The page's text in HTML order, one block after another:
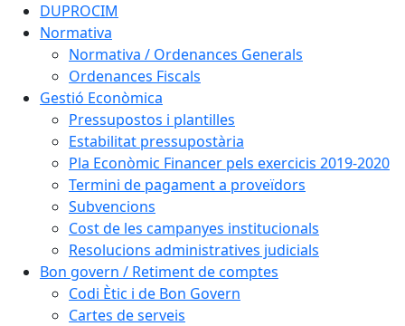
DUPROCIM
Normativa
Normativa / Ordenances Generals
Ordenances Fiscals
Gestió Econòmica
Pressupostos i plantilles
Estabilitat pressupostària
Pla Econòmic Financer pels exercicis 2019-2020
Termini de pagament a proveïdors
Subvencions
Cost de les campanyes institucionals
Resolucions administratives judicials
Bon govern / Retiment de comptes
Codi Ètic i de Bon Govern
Cartes de serveis